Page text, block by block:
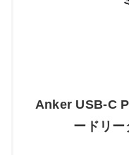
Anker USB-C
ードリー